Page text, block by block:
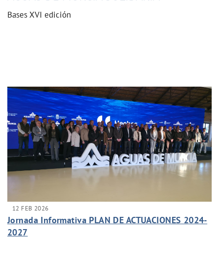
Bases XVI edición
12 FEB 2026
Jornada Informativa PLAN DE ACTUACIONES 2024-
2027